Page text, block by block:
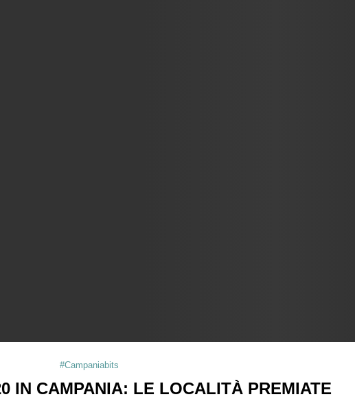
#Campaniabits
IN CAMPANIA: LE LOCALITÀ PREMIATE